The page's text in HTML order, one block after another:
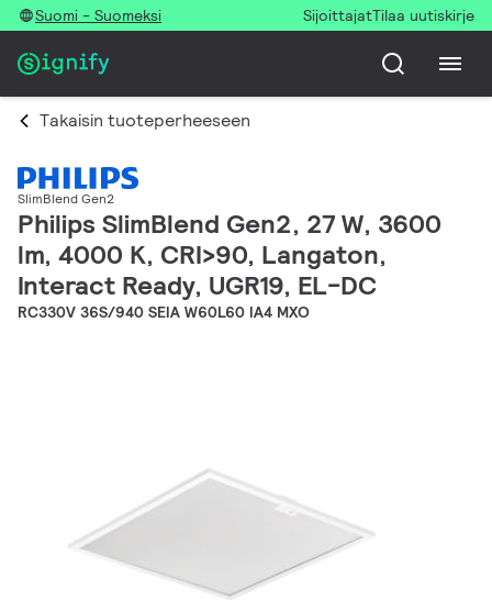
Suomi - Suomeksi SijoittajatTilaa uutiskirje
Takaisin tuoteperheeseen
SlimBlend Gen2
Philips SlimBlend Gen2, 27 W, 3600
lm, 4000 K, CRI>90, Langaton,
Interact Ready, UGR19, EL-DC
RC330V 36S/940 SEIA W60L60 IA4 MXO